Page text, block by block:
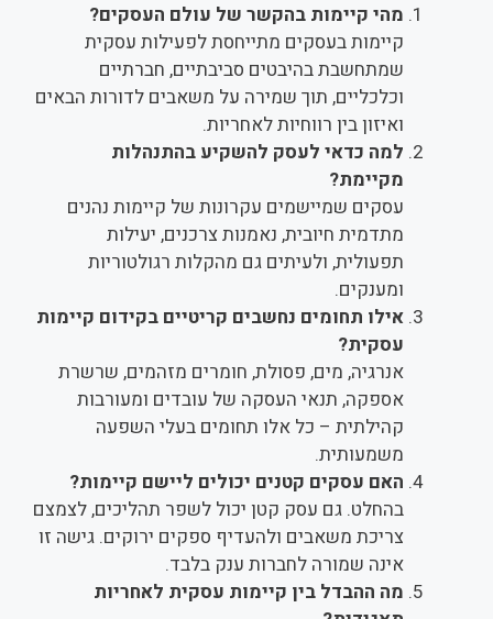
מהי קיימות בהקשר של עולם העסקים?
קיימות בעסקים מתייחסת לפעילות עסקית
שמתחשבת בהיבטים סביבתיים, חברתיים
וכלכליים, תוך שמירה על משאבים לדורות הבאים
ואיזון בין רווחיות לאחריות.
למה כדאי לעסק להשקיע בהתנהלות
מקיימת?
עסקים שמיישמים עקרונות של קיימות נהנים
מתדמית חיובית, נאמנות צרכנים, יעילות
תפעולית, ולעיתים גם מהקלות רגולטוריות
ומענקים.
אילו תחומים נחשבים קריטיים בקידום קיימות
עסקית?
אנרגיה, מים, פסולת, חומרים מזהמים, שרשרת
אספקה, תנאי העסקה של עובדים ומעורבות
קהילתית – כל אלו תחומים בעלי השפעה
משמעותית.
האם עסקים קטנים יכולים ליישם קיימות?
בהחלט. גם עסק קטן יכול לשפר תהליכים, לצמצם
צריכת משאבים ולהעדיף ספקים ירוקים. גישה זו
אינה שמורה לחברות ענק בלבד.
מה ההבדל בין קיימות עסקית לאחריות